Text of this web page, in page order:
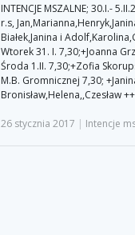
INTENCJE MSZALNE; 30.I.-
r.s,
Białek,Janina i
Wtorek 31. I. 7,30;+Joanna
Środa 1.II. 7,30;+Zofia
M.B. Gromnicznej 7,30;
Bronisław,Helena,,Czesław
26 stycznia 2017 | Intencje